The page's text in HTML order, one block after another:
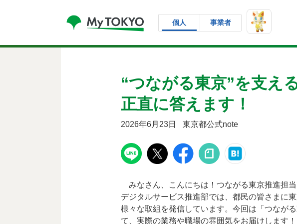
個人 事業者
“つながる東京”を支え
正直に答えます！
2026年6月23日 東京都公式note
みなさん、こんにちは！つながる東京推進担当
デジタルサービス推進部では、都民の皆さまに
様々な取組を発信しています。今回は「つなが
て、実際の業務や職場の雰囲気をお届けします！